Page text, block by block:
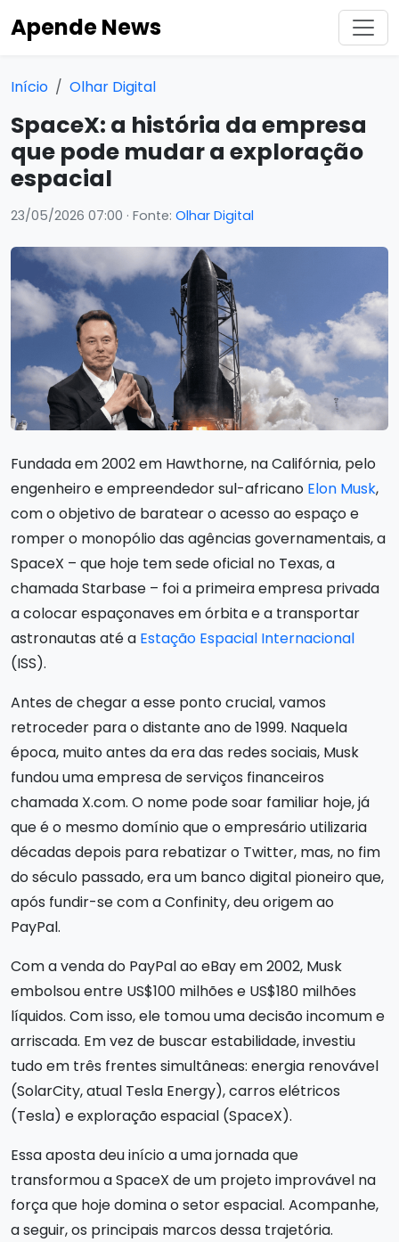
Apende News
Início Olhar Digital
SpaceX: a história da empresa
que pode mudar a exploração
espacial
23/05/2026 07:00 · Fonte: Olhar Digital
Fundada em 2002 em Hawthorne, na Califórnia, pelo
engenheiro e empreendedor sul-africano Elon Musk,
com o objetivo de baratear o acesso ao espaço e
romper o monopólio das agências governamentais, a
SpaceX – que hoje tem sede oficial no Texas, a
chamada Starbase – foi a primeira empresa privada
a colocar espaçonaves em órbita e a transportar
astronautas até a Estação Espacial Internacional
(ISS).
Antes de chegar a esse ponto crucial, vamos
retroceder para o distante ano de 1999. Naquela
época, muito antes da era das redes sociais, Musk
fundou uma empresa de serviços financeiros
chamada X.com. O nome pode soar familiar hoje, já
que é o mesmo domínio que o empresário utilizaria
décadas depois para rebatizar o Twitter, mas, no fim
do século passado, era um banco digital pioneiro que,
após fundir-se com a Confinity, deu origem ao
PayPal.
Com a venda do PayPal ao eBay em 2002, Musk
embolsou entre US$100 milhões e US$180 milhões
líquidos. Com isso, ele tomou uma decisão incomum e
arriscada. Em vez de buscar estabilidade, investiu
tudo em três frentes simultâneas: energia renovável
(SolarCity, atual Tesla Energy), carros elétricos
(Tesla) e exploração espacial (SpaceX).
Essa aposta deu início a uma jornada que
transformou a SpaceX de um projeto improvável na
força que hoje domina o setor espacial. Acompanhe,
a seguir, os principais marcos dessa trajetória.